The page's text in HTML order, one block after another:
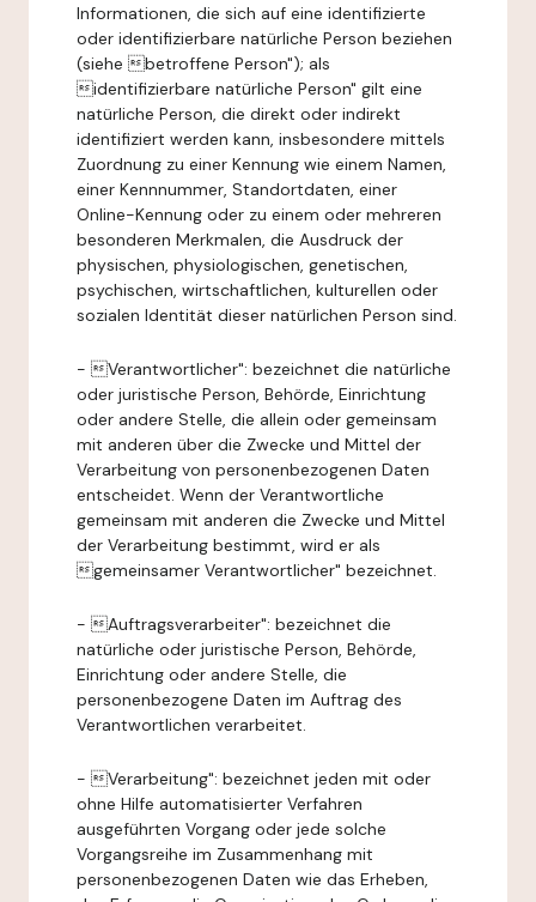
Informationen, die sich auf eine identifizierte
oder identifizierbare natürliche Person beziehen
(siehe betroffene Person"); als
identifizierbare natürliche Person" gilt eine
natürliche Person, die direkt oder indirekt
identifiziert werden kann, insbesondere mittels
Zuordnung zu einer Kennung wie einem Namen,
einer Kennnummer, Standortdaten, einer
Online-Kennung oder zu einem oder mehreren
besonderen Merkmalen, die Ausdruck der
physischen, physiologischen, genetischen,
psychischen, wirtschaftlichen, kulturellen oder
sozialen Identität dieser natürlichen Person sind.
- Verantwortlicher": bezeichnet die natürliche
oder juristische Person, Behörde, Einrichtung
oder andere Stelle, die allein oder gemeinsam
mit anderen über die Zwecke und Mittel der
Verarbeitung von personenbezogenen Daten
entscheidet. Wenn der Verantwortliche
gemeinsam mit anderen die Zwecke und Mittel
der Verarbeitung bestimmt, wird er als
gemeinsamer Verantwortlicher" bezeichnet.
- Auftragsverarbeiter": bezeichnet die
natürliche oder juristische Person, Behörde,
Einrichtung oder andere Stelle, die
personenbezogene Daten im Auftrag des
Verantwortlichen verarbeitet.
- Verarbeitung": bezeichnet jeden mit oder
ohne Hilfe automatisierter Verfahren
ausgeführten Vorgang oder jede solche
Vorgangsreihe im Zusammenhang mit
personenbezogenen Daten wie das Erheben,